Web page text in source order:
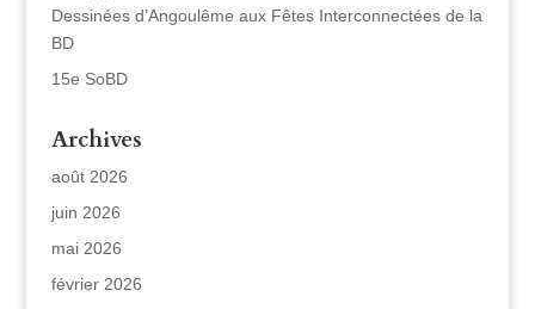
Dessinées d’Angoulême aux Fêtes Interconnectées de la
BD
15e SoBD
Archives
août 2026
juin 2026
mai 2026
février 2026